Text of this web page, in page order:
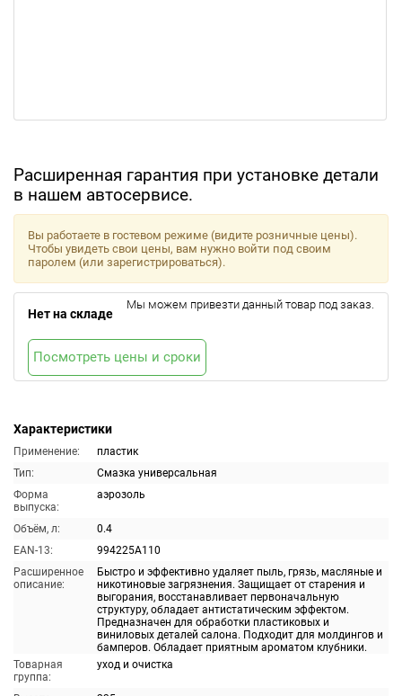
Расширенная гарантия при установке детали
в нашем автосервисе.
Характеристики
Применение:
пластик
Тип:
Смазка универсальная
Форма
выпуска:
аэрозоль
Объём, л:
0.4
EAN-13:
994225A110
Расширенное
описание:
Быстро и эффективно удаляет пыль, грязь, масляные и
никотиновые загрязнения. Защищает от старения и
выгорания, восстанавливает первоначальную
структуру, обладает антистатическим эффектом.
Предназначен для обработки пластиковых и
виниловых деталей салона. Подходит для молдингов и
бамперов. Обладает приятным ароматом клубники.
Товарная
группа:
уход и очистка
Вы работаете в гостевом режиме (видите розничные цены).
Чтобы увидеть свои цены, вам нужно войти под своим
паролем (или зарегистрироваться).
Нет на складе
Мы можем привезти данный товар под заказ.
Посмотреть цены и сроки